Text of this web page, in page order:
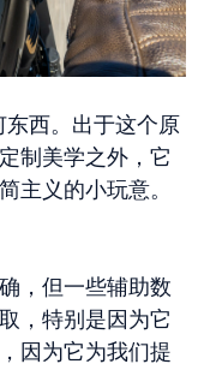
西。出于这个原
制美学之外，它
主义的小玩意。
，但一些辅助数
，特别是因为它
因为它为我们提